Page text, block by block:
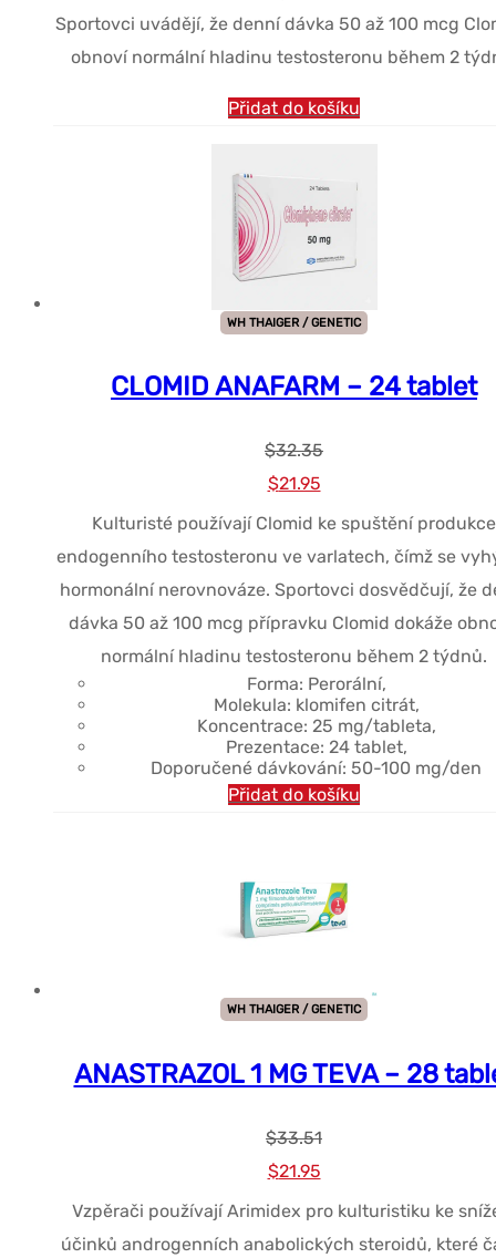
Sportovci uvádějí, že denní dávka 50 až 100 mcg
obnoví normální hladinu testosteronu během 2
Přidat do košíku
WH THAIGER / GENETIC
CLOMID ANAFARM – 24 tablet
$32.35
Původní
cena
byla:
$32.35.
$21.95Současná
cena
je:
$21.95.
Kulturisté používají Clomid ke spuštění produkce
endogenního testosteronu ve varlatech, čímž se
hormonální nerovnováze. Sportovci dosvědčují, že
dávka 50 až 100 mcg přípravku Clomid dokáže
normální hladinu testosteronu během 2 týdnů.
Forma: Perorální,
Molekula: klomifen citrát,
Koncentrace: 25 mg/tableta,
Prezentace: 24 tablet,
Doporučené dávkování: 50-100 mg/den
Přidat do košíku
WH THAIGER / GENETIC
ANASTRAZOL 1 MG TEVA – 28
$33.51
Původní
cena
byla:
$21.95Současná
cena
je:
Vzpěrači používají Arimidex pro kulturistiku ke
účinků androgenních anabolických steroidů, které